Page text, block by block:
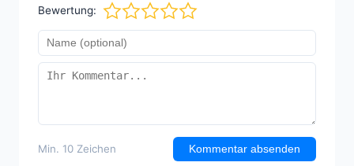
Bewertung:
Min. 10 Zeichen Kommentar absenden